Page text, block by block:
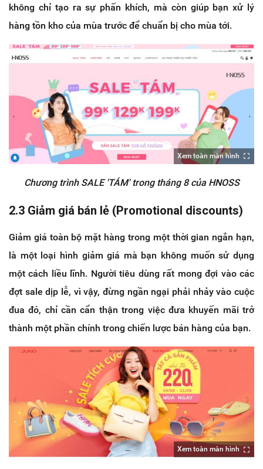
không chỉ tạo ra sự phấn khích, mà còn giúp bạn xử lý
hàng tồn kho của mùa trước để chuẩn bị cho mùa tới.
Xem toàn màn hình
Chương trình SALE 'TÁM' trong tháng 8 của HNOSS
2.3 Giảm giá bán lẻ (Promotional discounts)
Giảm giá toàn bộ mặt hàng trong một thời gian ngắn hạn,
là một loại hình giảm giá mà bạn không muốn sử dụng
một cách liều lĩnh. Người tiêu dùng rất mong đợi vào các
đợt sale dịp lễ, vì vậy, đừng ngần ngại phải nhảy vào cuộc
đua đó, chỉ cần cẩn thận trong việc đưa khuyến mãi trở
thành một phần chính trong chiến lược bán hàng của bạn.
Xem toàn màn hình